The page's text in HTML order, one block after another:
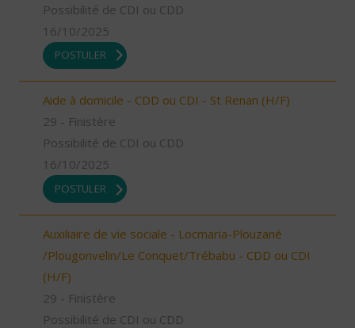
Possibilité de CDI ou CDD
16/10/2025
POSTULER
Aide à domicile - CDD ou CDI - St Renan (H/F)
29 - Finistère
Possibilité de CDI ou CDD
16/10/2025
POSTULER
Auxiliaire de vie sociale - Locmaria-Plouzané
/Plougonvelin/Le Conquet/Trébabu - CDD ou CDI
(H/F)
29 - Finistère
Possibilité de CDI ou CDD